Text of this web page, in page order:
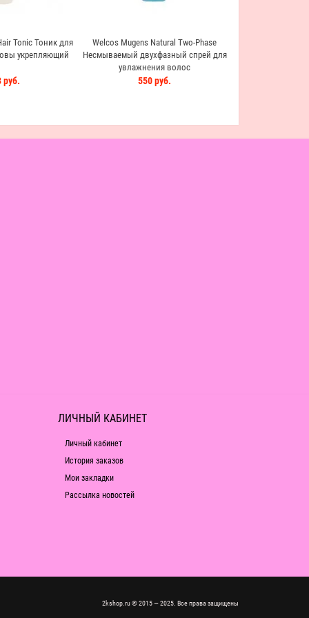
Tonic Тоник для
укрепляющий
руб.
Welcos Mugens Natural Two-Phase
Несмываемый двухфазный спрей для
увлажнения волос
550 руб.
ЛИЧНЫЙ КАБИНЕТ
Личный кабинет
История заказов
Мои закладки
Рассылка новостей
2kshop.ru © 2015 — 2025. Все права защищены